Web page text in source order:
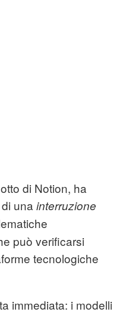
di Notion, ha
una interruzione
può verificarsi
tecnologiche
immediata: i modelli